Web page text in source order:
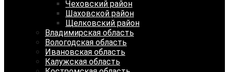
Чеховский район
Шаховской район
Щелковский район
Владимирская область
Вологодская область
Ивановская область
Калужская область